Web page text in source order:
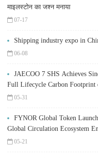
माइलस्टोन का जश्न मनाया
07-17
Shipping industry expo in
06-08
JAECOO 7 SHS Achieves
Full Lifecycle Carbon Footprint
05-31
FYNOR Global Token
Global Circulation Ecosystem
05-21